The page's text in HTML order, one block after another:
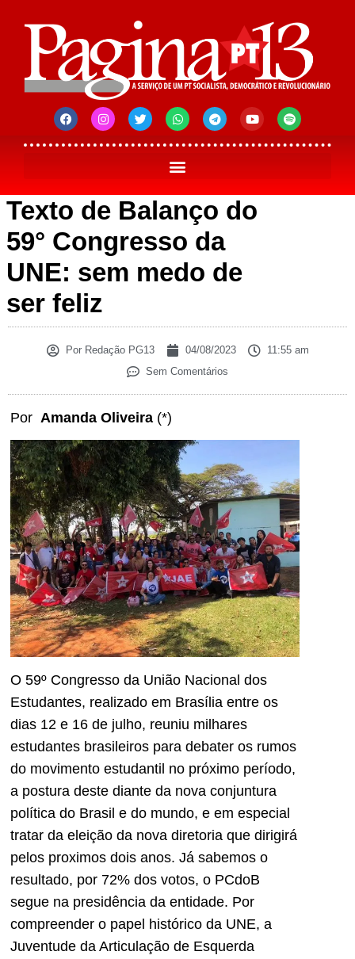
Texto de Balanço do
59° Congresso da
UNE: sem medo de
ser feliz
PorRedação PG13 04/08/2023
11:55 am
Sem Comentários
Por Amanda Oliveira (*)
O 59º Congresso da União Nacional dos
Estudantes, realizado em Brasília entre os
dias 12 e 16 de julho, reuniu milhares
estudantes brasileiros para debater os rumos
do movimento estudantil no próximo período,
a postura deste diante da nova conjuntura
política do Brasil e do mundo, e em especial
tratar da eleição da nova diretoria que dirigirá
pelos proximos dois anos. Já sabemos o
resultado, por 72% dos votos, o PCdoB
segue na presidência da entidade. Por
compreender o papel histórico da UNE, a
Juventude da Articulação de Esquerda